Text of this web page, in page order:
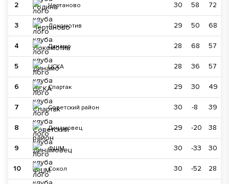
2 Чертаново 30 58 72
3 Локомотив 29 50 68
4 Динамо 28 68 57
5 ЦСКА 28 36 57
6 Спартак 29 30 49
7 Советский район 30 -8 39
8 Динамовец 29 -20 38
9 ФШМ 30 -33 30
10 Сокол 30 -52 28